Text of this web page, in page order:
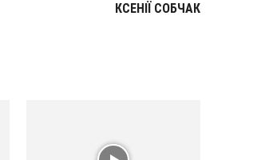
КСЕНІЇ СОБЧАК